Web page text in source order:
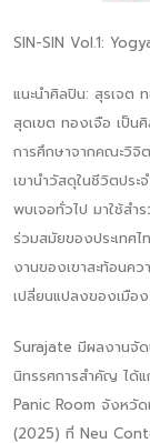
SIN-SIN Vol.1:
แนะนำศิลปิน: สุรเจต
สุดเขต ทองเจือ เป็น
การศึกษาจากคณะวิจิ
เขานำวัสดุในชีวิตปร
พบเจอทั่วไป มาใช้สำ
ร่วมสมัยของประเทศ
งานของเขาสะท้อนค
เปลี่ยนแปลงของเมือ
Surajate มีผลงานจัด
นิทรรศการสำคัญ ได้
Panic Room จังหวั
(2025) ที่ Neu